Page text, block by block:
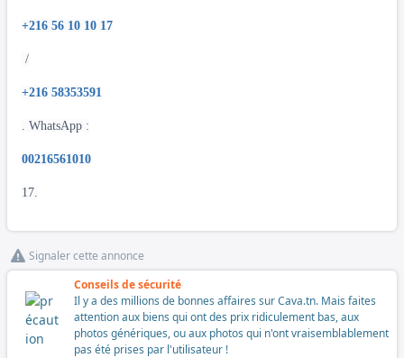
+216 56 10 10 17
/
+216 58353591
. WhatsApp :
00216561010
17.
Signaler cette annonce
Conseils de sécurité
Il y a des millions de bonnes affaires sur Cava.tn. Mais faites
attention aux biens qui ont des prix ridiculement bas, aux
photos génériques, ou aux photos qui n'ont vraisemblablement
pas été prises par l'utilisateur !